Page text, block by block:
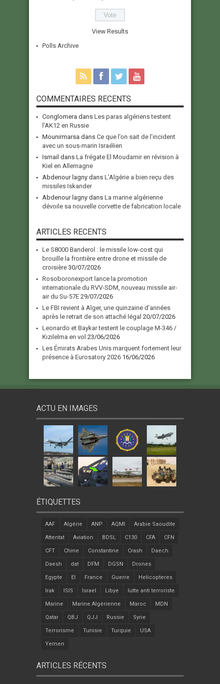
View Results
Polls Archive
COMMENTAIRES RECENTS
Conglomera dans Les paras algériens testent
l’AK12 en Russie
Mounirmarsa dans Ce que l’on sait de l’incident
avec un sous-marin Israélien
Ismail dans La frégate El Moudamir en révision à
Kiel en Allemagne
Abdenour lagny dans L’Algérie a bien reçu des
missiles Iskander
Abdenour lagny dans La marine algérienne
dévoile sa nouvelle corvette de fabrication locale
ARTICLES RECENTS
Le S8000 Banderol : le missile low-cost qui
brouille la frontière entre drone et missile de
croisière 30/07/2026
Rosoboronexport lance la promotion
internationale du RVV-SDM, nouveau missile air-
air du Su-57E 29/07/2026
Le FBI revient à Alger, une quinzaine d’années
après le retrait de son attaché légal 20/07/2026
Leonardo et Baykar testent le couplage M-346 /
Kızılelma en vol 23/06/2026
Les Émirats Arabes Unis marquent fortement leur
présence à Eurosatory 2026 16/06/2026
ACTU EN IMAGES
ÉTIQUETTES
AAF Algérie ANP AQMI Arabie Saoudite
Attentat Aviation BDSL C130 CFA CFN
CFT Chine Constantine Crash Daech
Daesh dat DFM DGSN Drones
Egypte EI France Guerre Helicopteres
Irak ISIS Israel Libye lutte anti terroriste
Marine Marine Algérienne Maroc MDN
Qatar QBJ QJJ Russie Syrie
Terrorisme Tunisie Turquie USA
Yemen
ARTICLES RÉCENTS